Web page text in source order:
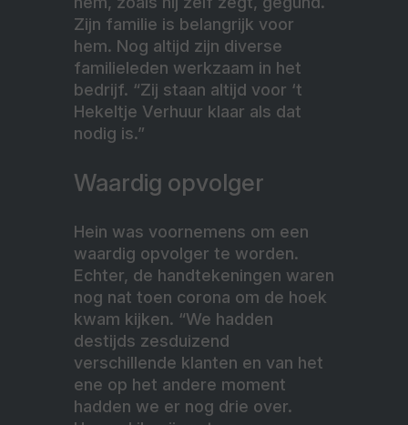
Zijn familie is belangrijk voor
hem. Nog altijd zijn diverse
familieleden werkzaam in het
bedrijf. “Zij staan altijd voor ‘t
Hekeltje Verhuur klaar als dat
nodig is.”
Waardig opvolger
Hein was voornemens om een
waardig opvolger te worden.
Echter, de handtekeningen waren
nog nat toen corona om de hoek
kwam kijken. “We hadden
destijds zesduizend
verschillende klanten en van het
ene op het andere moment
hadden we er nog drie over.